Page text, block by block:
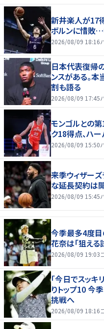
新井楽人が17
ボルンに惜敗…
2026/08/09 18:16
日本代表復帰
ンスがある。
割も語る
2026/08/09 17:45
モンゴルとの
ク18得点、ハ
2026/08/09 15:50
来季ウィザー
な延長契約は
2026/08/09 15:45
今季最多4度
花奈は「狙える
2026/08/09 19:03
「今日でスッ
りトップ10 今
挑戦へ
2026/08/09 18:16